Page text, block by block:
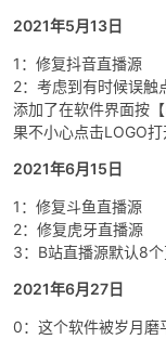
2021年5月13日
1：修复抖音直播源
2：考虑到有时候误触
添加了在软件界面按
果不小心点击LOGO
2021年6月15日
1：修复斗鱼直播源
2：修复虎牙直播源
3：B站直播源默认8
2021年6月27日
0：这个软件被岁月磨